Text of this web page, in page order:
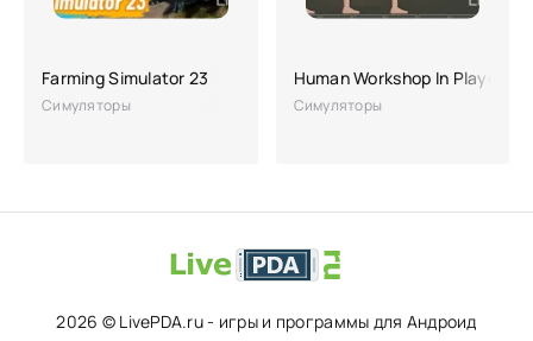
Farming Simulator 23
Симуляторы
Human Workshop In
Симуляторы
2026 © LivePDA.ru - игры и программы для Андроид